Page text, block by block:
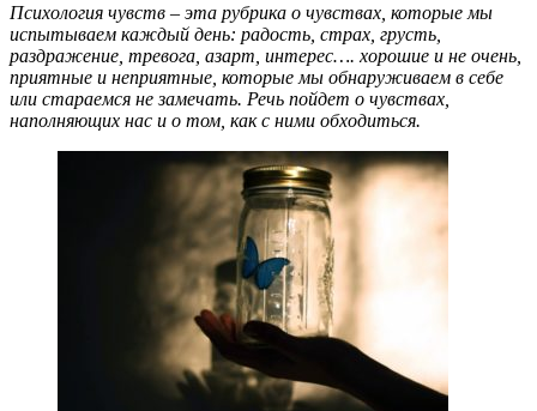
Психология чувств – эта рубрика о чувствах, которые мы
испытываем каждый день: радость, страх, грусть,
раздражение, тревога, азарт, интерес…. хорошие и не очень,
приятные и неприятные, которые мы обнаруживаем в себе
или стараемся не замечать. Речь пойдет о чувствах,
наполняющих нас и о том, как с ними обходиться.